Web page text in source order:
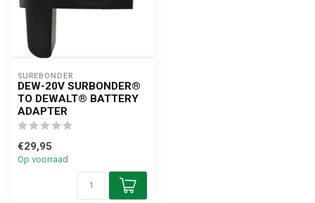
SUREBONDER
DEW-20V SURBONDER®
TO DEWALT® BATTERY
ADAPTER
€29,95
Op voorraad